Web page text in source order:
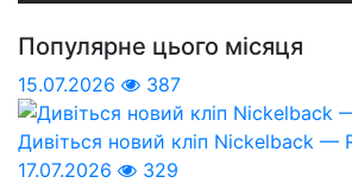
Популярне цього місяця
15.07.2026 387
Дивіться новий кліп Nickelback —
17.07.2026
329